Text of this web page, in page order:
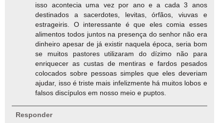
isso acontecia uma vez por ano e a cada 3 anos
destinados a sacerdotes, levitas, órfãos, viuvas e
estrageiris. O interessante é que eles comia esses
alimentos todos juntos na presença do senhor não era
dinheiro apesar de já existir naquela época, seria bom
se muitos pastores utilizaram do dízimo não para
enriquecer as custas de mentiras e fardos pesados
colocados sobre pessoas simples que eles deveriam
ajudar, isso é triste mais infelizmente há muitos lobos e
falsos discípulos em nosso meio e puptos.
Responder